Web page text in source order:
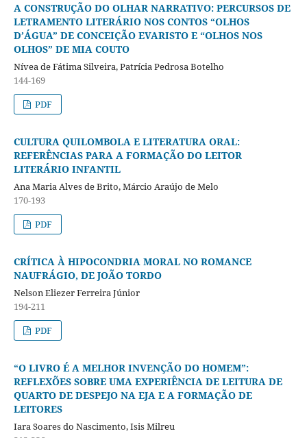
A CONSTRUÇÃO DO OLHAR NARRATIVO: PERCURSOS DE
LETRAMENTO LITERÁRIO NOS CONTOS “OLHOS
D’ÁGUA” DE CONCEIÇÃO EVARISTO E “OLHOS NOS
OLHOS” DE MIA COUTO
Nívea de Fátima Silveira, Patrícia Pedrosa Botelho
144-169
PDF
CULTURA QUILOMBOLA E LITERATURA ORAL:
REFERÊNCIAS PARA A FORMAÇÃO DO LEITOR
LITERÁRIO INFANTIL
Ana Maria Alves de Brito, Márcio Araújo de Melo
170-193
PDF
CRÍTICA À HIPOCONDRIA MORAL NO ROMANCE
NAUFRÁGIO, DE JOÃO TORDO
Nelson Eliezer Ferreira Júnior
194-211
PDF
“O LIVRO É A MELHOR INVENÇÃO DO HOMEM”:
REFLEXÕES SOBRE UMA EXPERIÊNCIA DE LEITURA DE
QUARTO DE DESPEJO NA EJA E A FORMAÇÃO DE
LEITORES
Iara Soares do Nascimento, Isis Milreu